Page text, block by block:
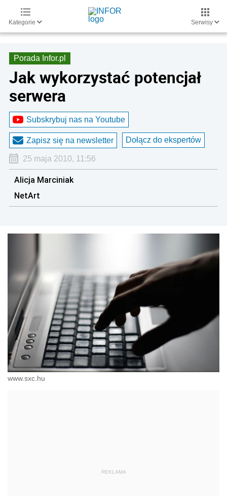
Kategorie Serwisy
Porada Infor.pl
Jak wykorzystać potencjał
serwera
Subskrybuj nas na Youtube
Zapisz się na newsletter Dołącz do ekspertów
25 maja 2010, 11:56
Alicja Marciniak
NetArt
www.sxc.hu